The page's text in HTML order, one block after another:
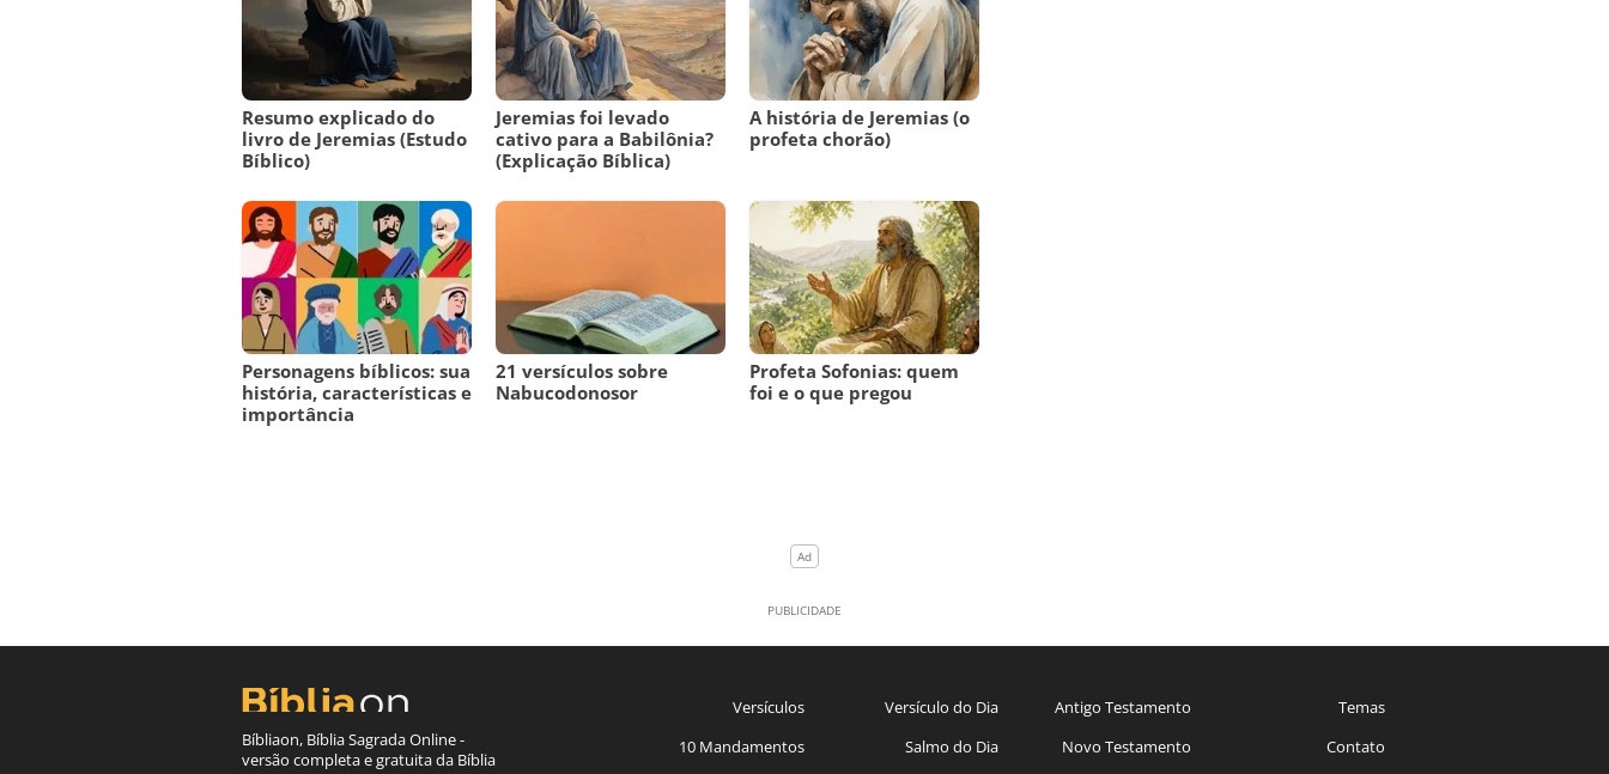
Resumo explicado do
livro de Jeremias (Estudo
Bíblico)
Jeremias foi levado
cativo para a Babilônia?
(Explicação Bíblica)
A história de Jeremias (o
profeta chorão)
Personagens bíblicos: sua
história, características e
importância
21 versículos sobre
Nabucodonosor
Profeta Sofonias: quem
foi e o que pregou
Bíbliaon, Bíblia Sagrada Online -
versão completa e gratuita da Bíblia
Versículos
10 Mandamentos
Versículo do Dia
Salmo do Dia
Antigo Testamento
Novo Testamento
Temas
Contato